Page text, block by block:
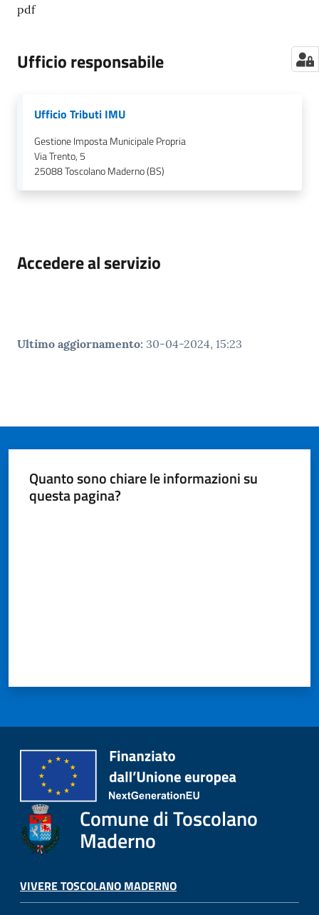
pdf
Ufficio responsabile
Ufficio Tributi IMU
Gestione Imposta Municipale Propria
Via Trento, 5
25088Toscolano Maderno (BS)
Accedere al servizio
Ultimo aggiornamento: 30-04-2024, 15:23
Quanto sono chiare le informazioni su
questa pagina?
Comune di Toscolano
Maderno
VIVERE TOSCOLANO MADERNO